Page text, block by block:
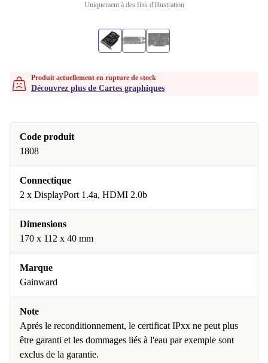
Uniquement à des fins d'illustration
Produit actuellement en rupture de stock
Découvrez plus de Cartes graphiques
Code produit
1808
Connectique
2 x DisplayPort 1.4a, HDMI 2.0b
Dimensions
170 x 112 x 40 mm
Marque
Gainward
Note
Aprés le reconditionnement, le certificat IPxx ne peut plus
être garanti et les dommages liés à l'eau par exemple sont
exclus de la garantie.